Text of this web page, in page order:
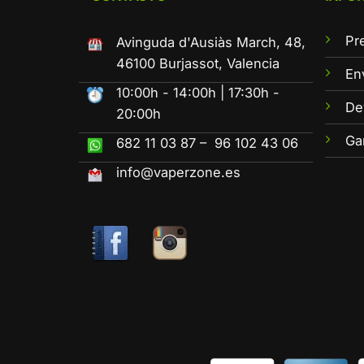
Avinguda d'Ausiàs March, 48,
46100 Burjassot, Valencia
10:00h - 14:00h | 17:30h -
20:00h
682 11 03 87 – 96 102 43 06
info@vaperzone.es